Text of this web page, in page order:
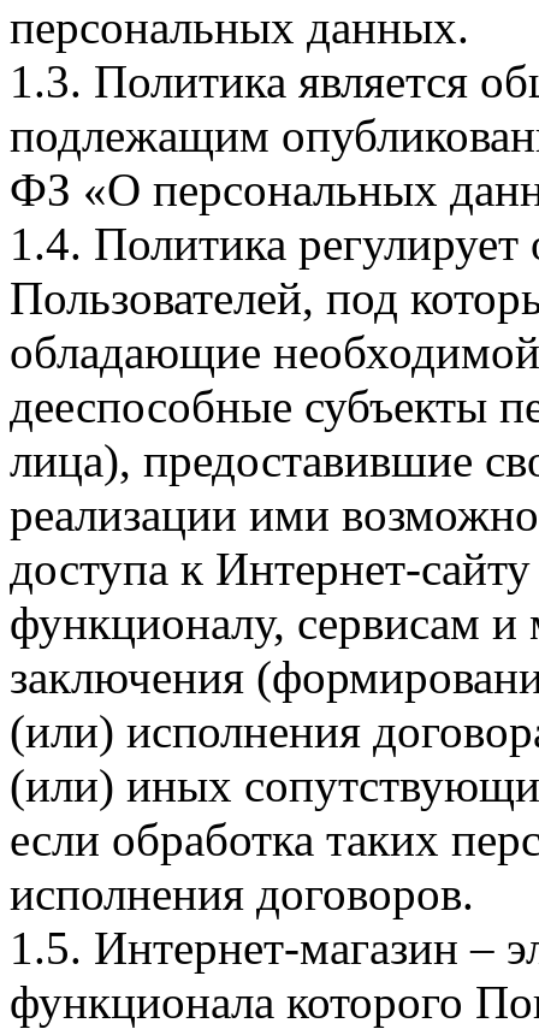
персональных данных.
1.3. Политика является
подлежащим
ФЗ «О персональных
1.4. Политика
Пользователей, под
обладающие
дееспособные субъекты
лица), предоставившие
реализации ими
доступа к Интернет-
функционалу, сервисам и
заключения
(или) исполнения
(или) иных
если обработка таких
исполнения договоров.
1.5. Интернет-магазин –
функционала которого